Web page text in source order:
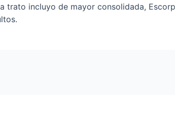
trato incluyo de mayor consolidada,